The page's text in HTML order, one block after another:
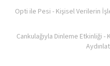
Opti ile Pesi - Kişisel Verilerin
Cankulağıyla Dinleme Etkinliği